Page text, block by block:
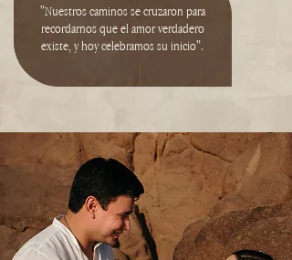
"Nuestros caminos se cruzaron para
recordarnos que el amor verdadero
existe, y hoy celebramos su inicio".